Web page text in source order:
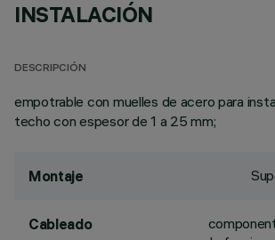
INSTALACIÓN
DESCRIPCIÓN
empotrable con muelles de acero para
techo con espesor de 1 a 25 mm;
Montaje
Cableado